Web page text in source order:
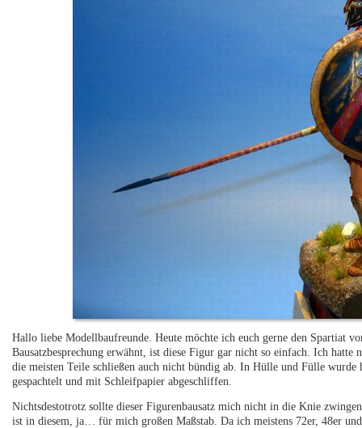
Hallo liebe Modellbaufreunde. Heute möchte ich euch gerne den Spartiat
Bausatzbesprechung erwähnt, ist diese Figur gar nicht so einfach. Ich
die meisten Teile schließen auch nicht bündig ab. In Hülle und Fülle
gespachtelt und mit Schleifpapier abgeschliffen.
Nichtsdestotrotz sollte dieser Figurenbausatz mich nicht in die Knie
ist in diesem, ja… für mich großen Maßstab. Da ich meistens 72er, 48er